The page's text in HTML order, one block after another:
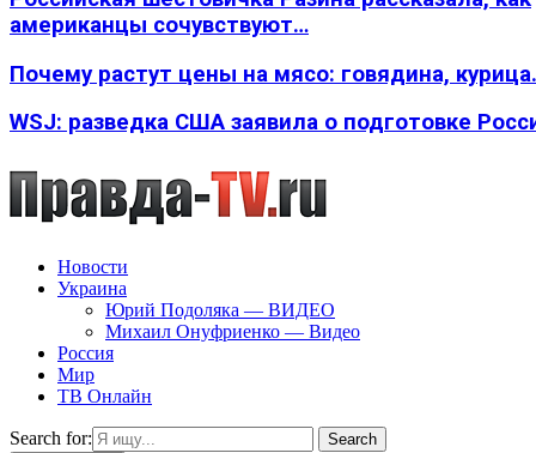
американцы сочувствуют…
Почему растут цены на мясо: говядина,
WSJ: разведка США заявила о подготовке
Новости
Украина
Юрий Подоляка — ВИДЕО
Михаил Онуфриенко — Видео
Россия
Мир
ТВ Онлайн
Search for:
Search